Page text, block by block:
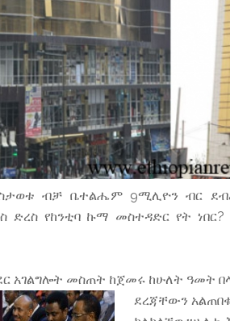
ብቻ ቤተልሔም 9ሚሊዮን ብር
ድረስ የከንቲባ ኩማ መስተዳድር የት
አገልግሎት መስጠት ከጀመሩ ከሁለት ዓመት
ደረጃቸውን